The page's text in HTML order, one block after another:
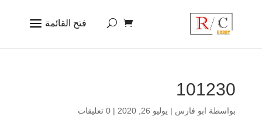
101230
بواسطة ابو فارس | يوليو 26, 2020 | 0 تعليقات